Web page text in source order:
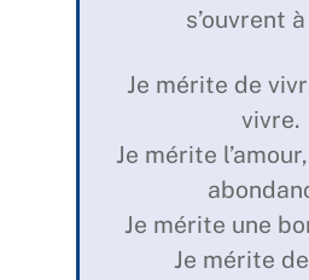
s’ouvrent
Je mérite de
vivre.
Je mérite
Je mérite une
Je mérite